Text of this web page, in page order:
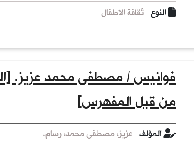
النوع ثقافة الاطفال
فوانيس / مصطفى محمد عزيز.
من قبل المفهرس]
المؤلف عزيز، مصطفى محمد، رسام.